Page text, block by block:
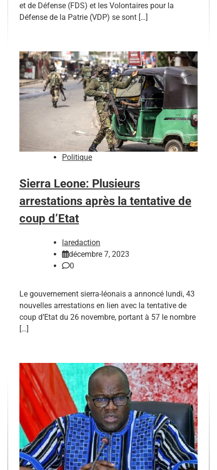
et de Défense (FDS) et les Volontaires pour la
Défense de la Patrie (VDP) se sont […]
Politique
Sierra Leone: Plusieurs
arrestations après la tentative de
coup d’Etat
laredaction
décembre 7, 2023
0
Le gouvernement sierra-léonais a annoncé lundi, 43
nouvelles arrestations en lien avec la tentative de
coup d’Etat du 26 novembre, portant à 57 le nombre
[…]